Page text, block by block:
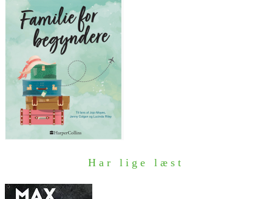
Har lige læst